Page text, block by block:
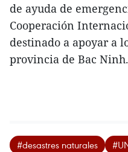
de ayuda de
Cooperación
destinado a apoyar a
provincia de Bac
#desastres naturales